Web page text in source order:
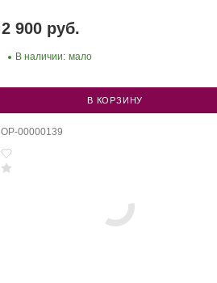
2 900 руб.
В наличии: мало
В КОРЗИНУ
OP-00000139